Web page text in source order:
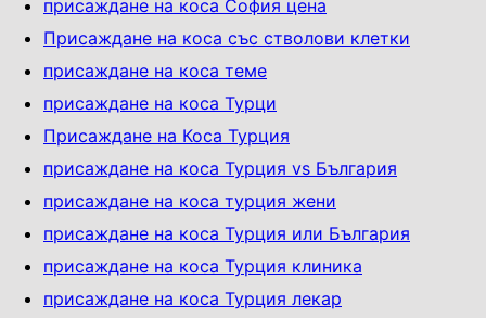
присаждане на коса София цена
Присаждане на коса със стволови клетки
присаждане на коса теме
присаждане на коса Турци
Присаждане на Коса Турция
присаждане на коса Турция vs България
присаждане на коса турция жени
присаждане на коса Турция или България
присаждане на коса Турция клиника
присаждане на коса Турция лекар